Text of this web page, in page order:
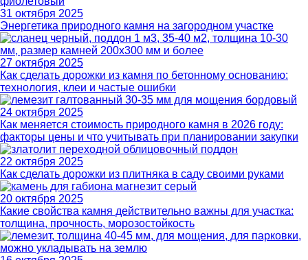
31 октября 2025
Энергетика природного камня на загородном участке
27 октября 2025
Как сделать дорожки из камня по бетонному основанию:
технология, клеи и частые ошибки
24 октября 2025
Как меняется стоимость природного камня в 2026 году:
факторы цены и что учитывать при планировании закупки
22 октября 2025
Как сделать дорожки из плитняка в саду своими руками
20 октября 2025
Какие свойства камня действительно важны для участка:
толщина, прочность, морозостойкость